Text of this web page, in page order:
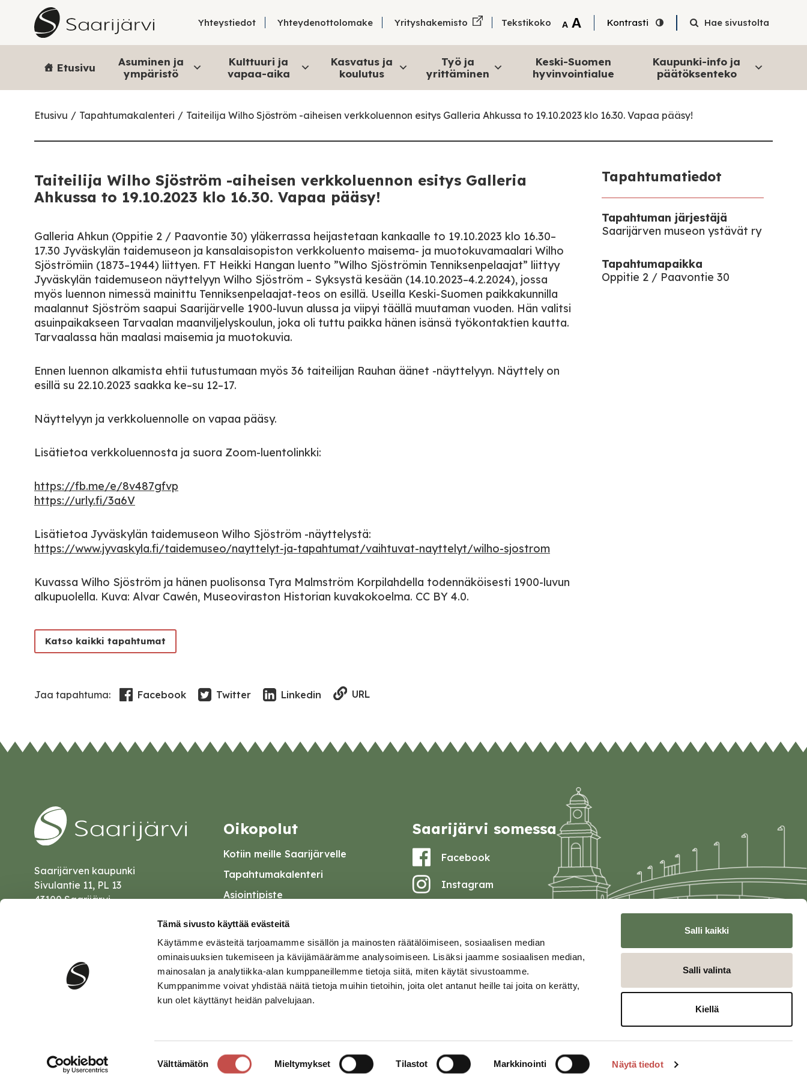
Tämä sivusto käyttää evästeitä
Käytämme evästeitä tarjoamamme sisällön ja mainosten räätälöimiseen, sosiaalisen median
ominaisuuksien tukemiseen ja kävijämäärämme analysoimiseen. Lisäksi jaamme sosiaalisen median,
mainosalan ja analytiikka-alan kumppaneillemme tietoja siitä, miten käytät sivustoamme.
Kumppanimme voivat yhdistää näitä tietoja muihin tietoihin, joita olet antanut heille tai joita on kerätty,
kun olet käyttänyt heidän palvelujaan.
Välttämätön Mieltymykset Tilastot Markkinointi Näytä tiedot
Salli kaikki
Salli valinta
Kiellä
Skip to content
Yhteystiedot Yhteydenottolomake Yrityshakemisto Tekstikoko A Tekstin pienentäminen
A Tekstin suurentaminen
Kontrasti Hae sivustolta
Etusivu
Asuminen ja
ympäristö
Kulttuuri ja
vapaa-aika
Kasvatus ja
koulutus
Työ ja
yrittäminen
Keski-Suomen
hyvinvointialue
Kaupunki-info ja
päätöksenteko
Etusivu Tapahtumakalenteri Taiteilija Wilho Sjöström -aiheisen verkkoluennon esitys Galleria Ahkussa to 19.10.2023 klo 16.30. Vapaa pääsy!
Taiteilija Wilho Sjöström -aiheisen verkkoluennon esitys Galleria
Ahkussa to 19.10.2023 klo 16.30. Vapaa pääsy!
Galleria Ahkun (Oppitie 2 / Paavontie 30) yläkerrassa heijastetaan kankaalle to 19.10.2023 klo 16.30–
17.30 Jyväskylän taidemuseon ja kansalaisopiston verkkoluento maisema- ja muotokuvamaalari Wilho
Sjöströmiin (1873–1944) liittyen. FT Heikki Hangan luento ”Wilho Sjöströmin Tenniksenpelaajat” liittyy
Jyväskylän taidemuseon näyttelyyn Wilho Sjöström – Syksystä kesään (14.10.2023–4.2.2024), jossa
myös luennon nimessä mainittu Tenniksenpelaajat-teos on esillä. Useilla Keski-Suomen paikkakunnilla
maalannut Sjöström saapui Saarijärvelle 1900-luvun alussa ja viipyi täällä muutaman vuoden. Hän valitsi
asuinpaikakseen Tarvaalan maanviljelyskoulun, joka oli tuttu paikka hänen isänsä työkontaktien kautta.
Tarvaalassa hän maalasi maisemia ja muotokuvia.
Ennen luennon alkamista ehtii tutustumaan myös 36 taiteilijan Rauhan äänet -näyttelyyn. Näyttely on
esillä su 22.10.2023 saakka ke–su 12–17.
Näyttelyyn ja verkkoluennolle on vapaa pääsy.
Lisätietoa verkkoluennosta ja suora Zoom-luentolinkki:
https://fb.me/e/8v487gfvp
https://urly.fi/3a6V
Lisätietoa Jyväskylän taidemuseon Wilho Sjöström -näyttelystä:
https://www.jyvaskyla.fi/taidemuseo/nayttelyt-ja-tapahtumat/vaihtuvat-nayttelyt/wilho-sjostrom
Kuvassa Wilho Sjöström ja hänen puolisonsa Tyra Malmström Korpilahdella todennäköisesti 1900-luvun
alkupuolella. Kuva: Alvar Cawén, Museoviraston Historian kuvakokoelma. CC BY 4.0.
Tapahtumatiedot
Tapahtuman järjestäjä
Saarijärven museon ystävät ry
Tapahtumapaikka
Oppitie 2 / Paavontie 30
Katso kaikki tapahtumat
Jaa tapahtuma: Facebook Twitter Linkedin URL
Saarijärven kaupunki
Sivulantie 11, PL 13
43100 Saarijärvi
Oikopolut
Kotiin meille Saarijärvelle
Tapahtumakalenteri
Asiointipiste
Palautelomake
Saavutettavuusseloste
Tietosuoja
Saarijärvi somessa
Facebook
Instagram